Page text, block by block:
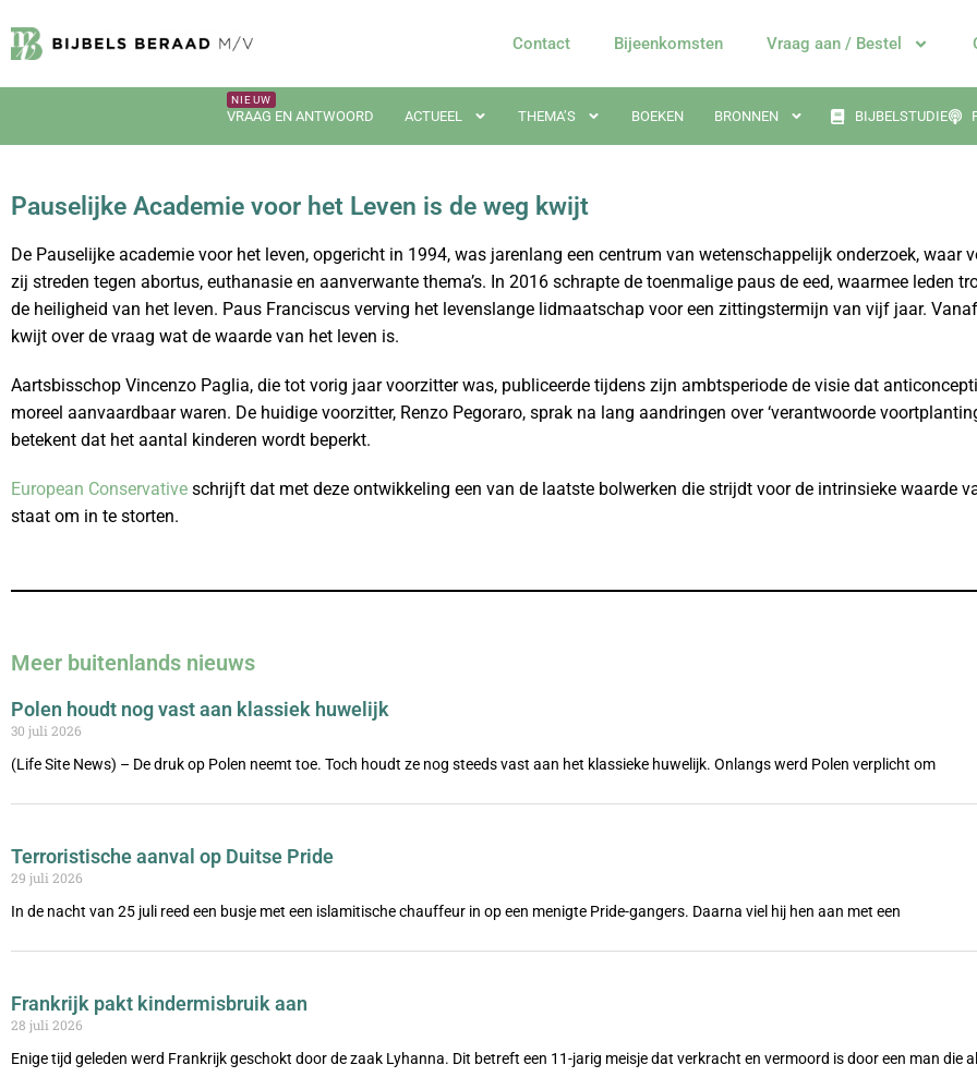
Contact Bijeenkomsten Vraag aan / Bestel
VRAAG EN ANTWOORD ACTUEEL THEMA’S BOEKEN BRONNEN BIJBELSTUDIE
Pauselijke Academie voor het Leven is de weg kwijt
De Pauselijke academie voor het leven, opgericht in 1994, was jarenlang een centrum van wetenschappelijk onderzoek, waar
zij streden tegen abortus, euthanasie en aanverwante thema’s. In 2016 schrapte de toenmalige paus de eed, waarmee leden
de heiligheid van het leven. Paus Franciscus verving het levenslange lidmaatschap voor een zittingstermijn van vijf jaar.
kwijt over de vraag wat de waarde van het leven is.
Aartsbisschop Vincenzo Paglia, die tot vorig jaar voorzitter was, publiceerde tijdens zijn ambtsperiode de visie dat
moreel aanvaardbaar waren. De huidige voorzitter, Renzo Pegoraro, sprak na lang aandringen over ‘verantwoorde
betekent dat het aantal kinderen wordt beperkt.
European Conservative schrijft dat met deze ontwikkeling een van de laatste bolwerken die strijdt voor de intrinsieke waarde
staat om in te storten.
Meer buitenlands nieuws
Polen houdt nog vast aan klassiek huwelijk
30 juli 2026
(Life Site News) – De druk op Polen neemt toe. Toch houdt ze nog steeds vast aan het klassieke huwelijk. Onlangs werd Polen verplicht om
Terroristische aanval op Duitse Pride
29 juli 2026
In de nacht van 25 juli reed een busje met een islamitische chauffeur in op een menigte Pride-gangers. Daarna viel hij hen aan met een
Frankrijk pakt kindermisbruik aan
28 juli 2026
Enige tijd geleden werd Frankrijk geschokt door de zaak Lyhanna. Dit betreft een 11-jarig meisje dat verkracht en vermoord is door een man die al